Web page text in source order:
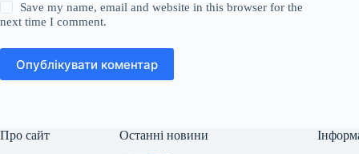
Save my name, email and website in this browser for the
next time I comment.
Опублікувати коментар
Про сайт Останні новини